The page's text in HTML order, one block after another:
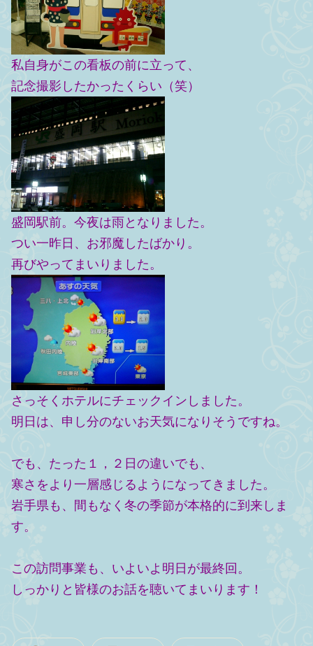
私自身がこの看板の前に立って、
記念撮影したかったくらい（笑）
盛岡駅前。今夜は雨となりました。
つい一昨日、お邪魔したばかり。
再びやってまいりました。
さっそくホテルにチェックインしました。
明日は、申し分のないお天気になりそうですね。
でも、たった１，２日の違いでも、
寒さをより一層感じるようになってきました。
岩手県も、間もなく冬の季節が本格的に到来しま
す。
この訪問事業も、いよいよ明日が最終回。
しっかりと皆様のお話を聴いてまいります！